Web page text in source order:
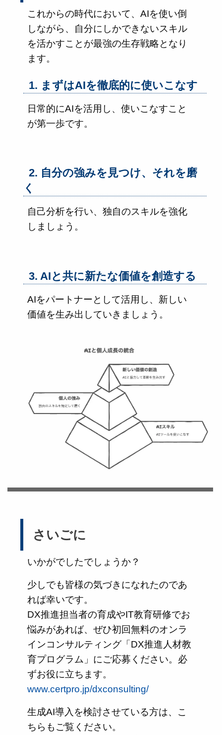
これからの時代において、AIを使い倒
しながら、自分にしかできないスキル
を活かすことが最強の生存戦略となり
ます。
1. まずはAIを徹底的に使いこなす
日常的にAIを活用し、使いこなすこと
が第一歩です。
2. 自分の強みを見つけ、それを磨
く
自己分析を行い、独自のスキルを強化
しましょう。
3. AIと共に新たな価値を創造する
AIをパートナーとして活用し、新しい
価値を生み出していきましょう。
さいごに
いかがでしたでしょうか？
少しでも皆様の気づきになれたのであ
れば幸いです。
DX推進担当者の育成やIT教育研修でお
悩みがあれば、ぜひ初回無料のオンラ
インコンサルティング「DX推進人材教
育プログラム」にご応募ください。必
ずお役に立ちます。
www.certpro.jp/dxconsulting/
生成AI導入を検討させている方は、こ
ちらもご覧ください。